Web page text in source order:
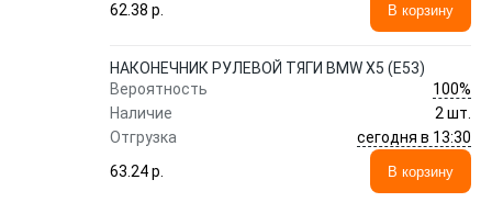
62.38 p.
В корзину
НАКОНЕЧНИК РУЛЕВОЙ ТЯГИ BMW X5 (E53)
Вероятность
100%
Наличие
2 шт.
Отгрузка
сегодня в 13:30
63.24 p.
В корзину